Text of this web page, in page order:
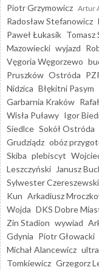
Piotr Grzymowicz Artur
Radosław Stefanowicz
Paweł Łukasik Tomasz
Mazowiecki wyjazd
Vęgoria Węgorzewo
Pruszków Ostróda
Nidzica Błękitni Pasym
Garbarnia Kraków
Wisła Puławy Igor
Siedlce Sokół Ostróda
Grudziądz obóz
Skiba plebiscyt
Leszczyński
Janusz
Sylwester Czereszewski
Kun Arkadiusz
Wojda DKS Dobre
Zin Stadion wywiad
Gdynia Piotr Głowacki
Michał Alancewicz
Tomkiewicz Grzegorz